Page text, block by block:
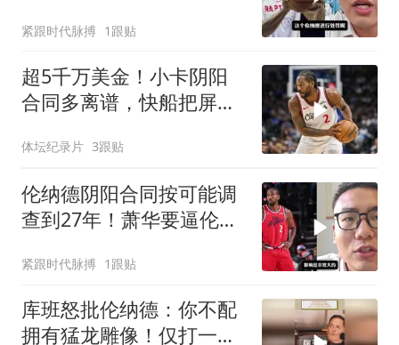
紧跟时代脉搏 1跟贴
超5千万美金！小卡阴阳
合同多离谱，快船把屏幕
体坛纪录片 3跟贴
伦纳德阴阳合同按可能调
查到27年！萧华要逼伦纳
紧跟时代脉搏 1跟贴
库班怒批伦纳德：你不配
拥有猛龙雕像！仅打一年